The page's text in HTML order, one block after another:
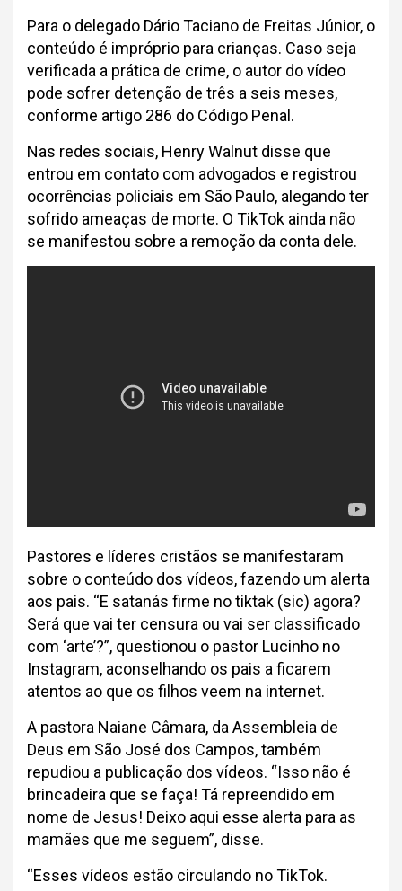
Para o delegado Dário Taciano de Freitas Júnior, o
conteúdo é impróprio para crianças. Caso seja
verificada a prática de crime, o autor do vídeo
pode sofrer detenção de três a seis meses,
conforme artigo 286 do Código Penal.
Nas redes sociais, Henry Walnut disse que
entrou em contato com advogados e registrou
ocorrências policiais em São Paulo, alegando ter
sofrido ameaças de morte. O TikTok ainda não
se manifestou sobre a remoção da conta dele.
Pastores e líderes cristãos se manifestaram
sobre o conteúdo dos vídeos, fazendo um alerta
aos pais. “E satanás firme no tiktak (sic) agora?
Será que vai ter censura ou vai ser classificado
com ‘arte’?”, questionou o pastor Lucinho no
Instagram, aconselhando os pais a ficarem
atentos ao que os filhos veem na internet.
A pastora Naiane Câmara, da Assembleia de
Deus em São José dos Campos, também
repudiou a publicação dos vídeos. “Isso não é
brincadeira que se faça! Tá repreendido em
nome de Jesus! Deixo aqui esse alerta para as
mamães que me seguem”, disse.
“Esses vídeos estão circulando no TikTok.